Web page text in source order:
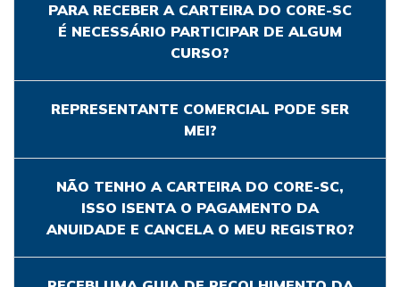
PARA RECEBER A CARTEIRA DO CORE-SC
É NECESSÁRIO PARTICIPAR DE ALGUM
CURSO?
REPRESENTANTE COMERCIAL PODE SER
MEI?
NÃO TENHO A CARTEIRA DO CORE-SC,
ISSO ISENTA O PAGAMENTO DA
ANUIDADE E CANCELA O MEU REGISTRO?